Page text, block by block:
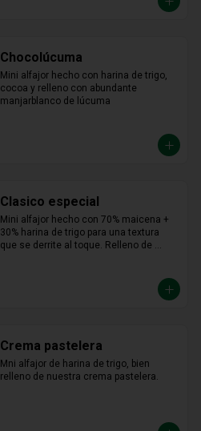
Chocolúcuma
Mini alfajor hecho con harina de trigo,
cocoa y relleno con abundante
manjarblanco de lúcuma
Clasico especial
Mini alfajor hecho con 70% maicena +
30% harina de trigo para una textura
que se derrite al toque. Relleno de
Crema pastelera
Mni alfajor de harina de trigo, bien
relleno de nuestra crema pastelera.